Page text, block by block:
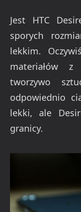
Jest HTC
sporych
lekkim.
materiałów
tworzywo
odpowiednio
lekki, ale
granicy.